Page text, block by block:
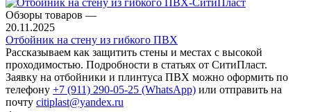
Обзоры товаров —
20.11.2025
Отбойник на стену из гибкого ПВХ
Рассказываем как защитить стены и местах с высокой
проходимостью. Подробности в статьях от СитиПласт.
Заявку на отбойники и плинтуса ПВХ можно оформить по
телефону +7 (911) 290-05-25 (WhatsApp) или отправить на
почту citiplast@yandex.ru